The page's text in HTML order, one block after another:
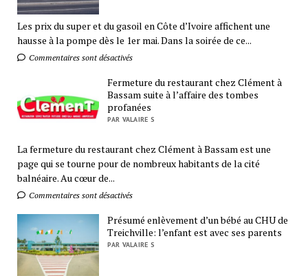
Les prix du super et du gasoil en Côte d’Ivoire affichent une
hausse à la pompe dès le 1er mai. Dans la soirée de ce...
Commentaires sont désactivés
Fermeture du restaurant chez Clément à
Bassam suite à l’affaire des tombes
profanées
PAR VALAIRE S
La fermeture du restaurant chez Clément à Bassam est une
page qui se tourne pour de nombreux habitants de la cité
balnéaire. Au cœur de...
Commentaires sont désactivés
Présumé enlèvement d’un bébé au CHU de
Treichville: l’enfant est avec ses parents
PAR VALAIRE S